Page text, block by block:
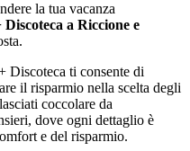
la tua vacanza
a Riccione e
ti consente di
il risparmio nella scelta degli
coccolare da
dove ogni dettaglio è
e del risparmio.